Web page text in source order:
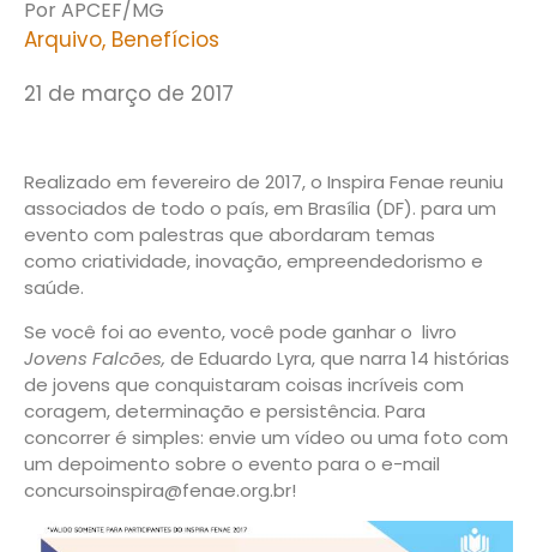
Por APCEF/MG
Arquivo, Benefícios
21 de março de 2017
Realizado em fevereiro de 2017, o Inspira Fenae reuniu
associados de todo o país, em Brasília (DF). para um
evento com palestras que abordaram temas
como criatividade, inovação, empreendedorismo e
saúde.
Se você foi ao evento, você pode ganhar o livro
Jovens Falcões, de Eduardo Lyra, que narra 14 histórias
de jovens que conquistaram coisas incríveis com
coragem, determinação e persistência. Para
concorrer é simples: envie um vídeo ou uma foto com
um depoimento sobre o evento para o e-mail
concursoinspira@fenae.org.br!